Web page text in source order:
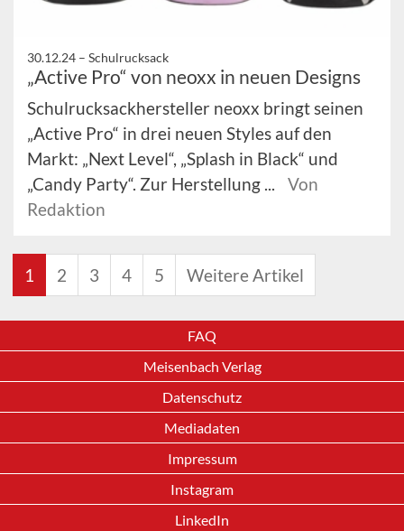
30.12.24 – Schulrucksack
„Active Pro“ von neoxx in neuen Designs
Schulrucksackhersteller neoxx bringt seinen
„Active Pro“ in drei neuen Styles auf den
Markt: „Next Level“, „Splash in Black“ und
„Candy Party“. Zur Herstellung ...
Von
Redaktion
1 2 3 4 5 Weitere Artikel
FAQ
Meisenbach Verlag
Datenschutz
Mediadaten
Impressum
Instagram
LinkedIn